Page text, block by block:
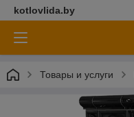
kotlovlida.by
Товары и услуги